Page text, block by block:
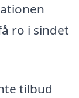
ro i sindet
tilbud